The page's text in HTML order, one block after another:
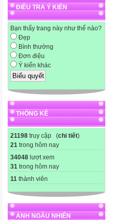
ĐIỀU TRA Ý KIẾN
Bạn thấy trang này như thế nào?
Đẹp
Bình thường
Đơn điệu
Ý kiến khác
THỐNG KÊ
21198 truy cập (chi tiết)
21 trong hôm nay
34048 lượt xem
31 trong hôm nay
11 thành viên
ẢNH NGẪU NHIÊN